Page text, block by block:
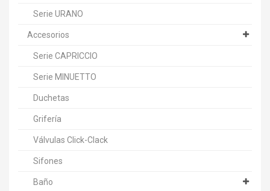
Serie URANO
Accesorios
Serie CAPRICCIO
Serie MINUETTO
Duchetas
Grifería
Válvulas Click-Clack
Sifones
Baño